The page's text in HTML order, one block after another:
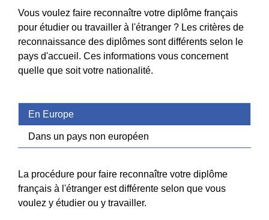
Vous voulez faire reconnaître votre diplôme français
pour étudier ou travailler à l'étranger ? Les critères de
reconnaissance des diplômes sont différents selon le
pays d'accueil. Ces informations vous concernent
quelle que soit votre nationalité.
En Europe
Dans un pays non européen
La procédure pour faire reconnaître votre diplôme
français à l'étranger est différente selon que vous
voulez y étudier ou y travailler.